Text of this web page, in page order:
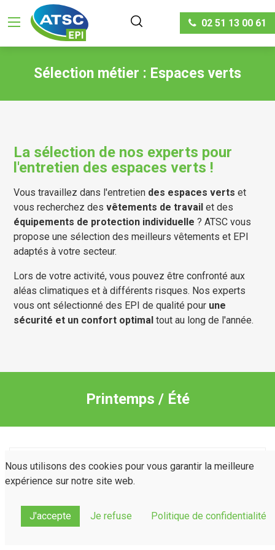
02 51 13 00 61
Sélection métier : Espaces verts
La sélection de nos experts pour
l'entretien des espaces verts !
Vous travaillez dans l'entretien des espaces verts et
vous recherchez desvêtements de travail et des
équipements de protection individuelle ? ATSC vous
propose une sélection des meilleurs vêtements et EPI
adaptés à votre secteur.
Lors de votre activité, vous pouvez être confronté aux
aléas climatiques et à différents risques. Nos experts
vous ont sélectionné des EPI de qualité pour une
sécurité et un confort optimaltout au long de l'année.
Printemps / Été
Bermuda multipoches
SUNJOB Stretch 242g
Nous utilisons des cookies pour vous garantir la meilleure
expérience sur notre site web.
J'accepte Je refuse Politique de confidentialité